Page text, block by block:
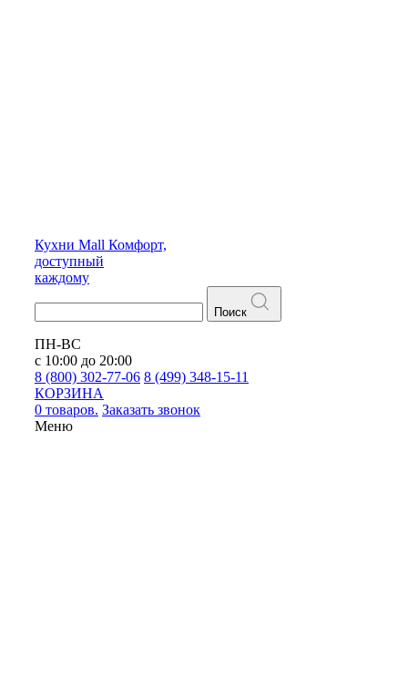
Кухни Mall Комфорт,
доступный
каждому
Поиск
ПН-ВС
с 10:00 до 20:00
8 (800) 302-77-06 8 (499) 348-15-11
КОРЗИНА
0 товаров. Заказать звонок
Меню